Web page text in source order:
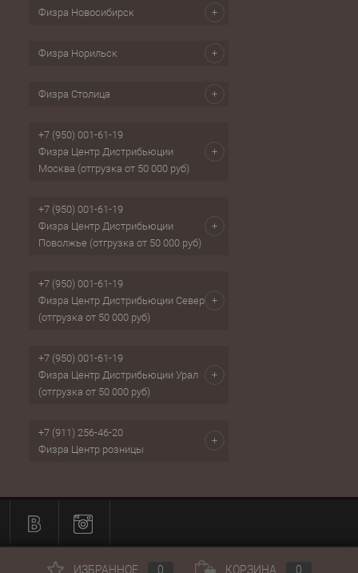
Физра Новосибирск
Физра Норильск
Физра Столица
+7 (950) 001-61-19
Физра Центр Дистрибьюции
Москва (отгрузка от 50 000 руб)
+7 (950) 001-61-19
Физра Центр Дистрибьюции
Поволжье (отгрузка от 50 000 руб)
+7 (950) 001-61-19
Физра Центр Дистрибьюции Север
(отгрузка от 50 000 руб)
+7 (950) 001-61-19
Физра Центр Дистрибьюции Урал
(отгрузка от 50 000 руб)
+7 (911) 256-46-20
Физра Центр розницы
ИЗБРАННОЕ 0 КОРЗИНА 0